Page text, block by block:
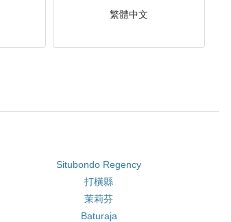
繁體中文
Situbondo Regency
打橫縣
茉莉芬
Baturaja